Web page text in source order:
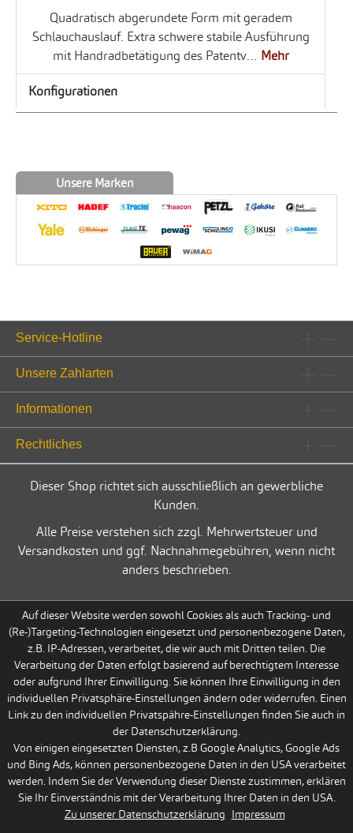
Quadratisch abgerundete Form mit geradem
Schlauchauslauf. Extra schwere stabile Ausführung
mit Handradbetätigung des Patentv… Mehr
Konfigurationen
Unsere Marken
Service-Hotline
Unsere Zahlarten
Informationen
Rechtliches
Dieser Shop richtet sich ausschließlich an gewerbliche
Kunden.
Alle Preise verstehen sich zzgl. Mehrwertsteuer und
Versandkosten und ggf. Nachnahmegebühren, wenn nicht
anders beschrieben.
Auf dieser Website werden sowohl Cookies als auch Tracking- und
(Re-)Targeting-Technologien eingesetzt und personenbezogene Daten,
z.B. IP-Adressen, verarbeitet, die wir auch mit Dritten teilen. Die
Verarbeitung der Daten erfolgt basierend auf berechtigtem Interesse
oder aufgrund Ihrer Einwilligung. Sie können Ihre Einwilligung in den
individuellen Privatsphäre-Einstellungen ändern oder widerrufen. Einen
Link zu den individuellen Privatspähre-Einstellungen finden Sie auch in
der Datenschutzerklärung.
Von einigen eingesetzten Diensten, z.B Google Analytics, Google Ads
und Bing Ads, können personenbezogene Daten in den USA verarbeitet
werden. Indem Sie der Verwendung dieser Dienste zustimmen, erklären
Sie Ihr Einverständnis mit der Verarbeitung Ihrer Daten in den USA.
Zu unserer Datenschutzerklärung Impressum